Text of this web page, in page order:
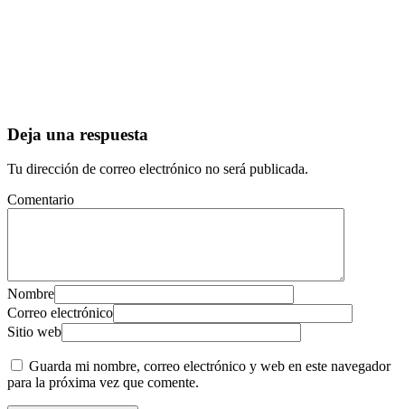
Deja una respuesta
Tu dirección de correo electrónico no será publicada.
Comentario
Nombre
Correo electrónico
Sitio web
Guarda mi nombre, correo electrónico y web en este navegador
para la próxima vez que comente.